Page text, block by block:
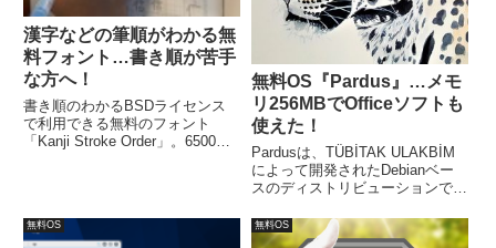
漢字などの筆順がわかる無
料フォント…書き順が苦手
な方へ！
書き順のわかるBSDライセンス
で利用できる無料のフォント
「Kanji Stroke Order」。6500以
るだけです。
無料OS『Pardus』…メモ
リ256MBでOfficeソフトも
使えた！
Pardusは、TÜBİTAK ULAKBİM
によって開発されたDebianベー
スのディストリビューションで
ップ環境は、軽量で使いやすく、
システムリソースの削減とシステ
無料OS 無料OS